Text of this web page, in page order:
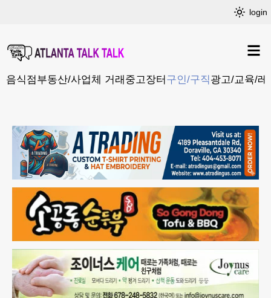
login
음식점부동산/사업체 거래 중고장터 구인/구직광고/교육/레